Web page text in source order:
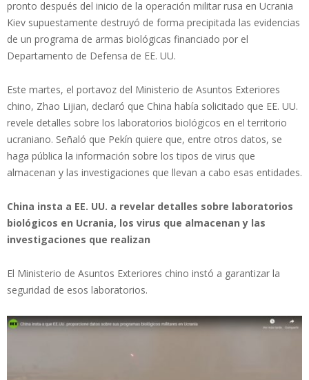
pronto después del inicio de la operación militar rusa en Ucrania
Kiev supuestamente destruyó de forma precipitada las evidencias
de un programa de armas biológicas financiado por el
Departamento de Defensa de EE. UU.
Este martes, el portavoz del Ministerio de Asuntos Exteriores
chino, Zhao Lijian, declaró que China había solicitado que EE. UU.
revele detalles sobre los laboratorios biológicos en el territorio
ucraniano. Señaló que Pekín quiere que, entre otros datos, se
haga pública la información sobre los tipos de virus que
almacenan y las investigaciones que llevan a cabo esas entidades.
China insta a EE. UU. a revelar detalles sobre laboratorios
biológicos en Ucrania, los virus que almacenan y las
investigaciones que realizan
El Ministerio de Asuntos Exteriores chino instó a garantizar la
seguridad de esos laboratorios.